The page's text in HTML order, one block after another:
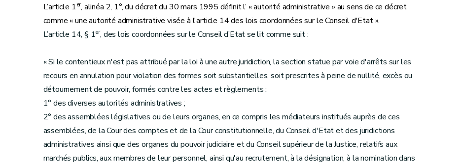
L’article 1er, alinéa 2, 1°, du décret du 30 mars 1995 définit l’ « autorité administrative » au sens de ce décret
comme « une autorité administrative visée à l'article 14 des lois coordonnées sur le Conseil d'Etat ».
L’article 14, § 1er, des lois coordonnées sur le Conseil d’Etat se lit comme suit :
« Si le contentieux n'est pas attribué par la loi à une autre juridiction, la section statue par voie d'arrêts sur les
recours en annulation pour violation des formes soit substantielles, soit prescrites à peine de nullité, excès ou
détournement de pouvoir, formés contre les actes et règlements :
1° des diverses autorités administratives ;
2° des assemblées législatives ou de leurs organes, en ce compris les médiateurs institués auprès de ces
assemblées, de la Cour des comptes et de la Cour constitutionnelle, du Conseil d'Etat et des juridictions
administratives ainsi que des organes du pouvoir judiciaire et du Conseil supérieur de la Justice, relatifs aux
marchés publics, aux membres de leur personnel, ainsi qu'au recrutement, à la désignation, à la nomination dans